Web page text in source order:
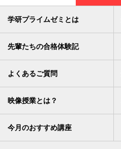
学研プライムゼミとは
先輩たちの合格体験記
よくあるご質問
映像授業とは？
今月のおすすめ講座